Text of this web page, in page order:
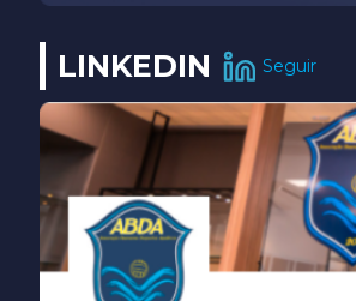
LINKEDIN Seguir